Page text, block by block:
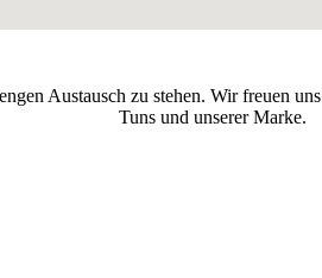
Austausch zu stehen. Wir freuen
Tuns und unserer Marke.